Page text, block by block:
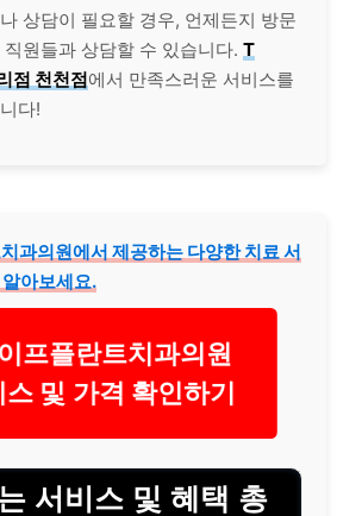
상담이 필요할 경우, 언제든지 방문
원들과 상담할 수 있습니다. T
점 천천점에서 만족스러운 서비스를
다!
과의원에서 제공하는 다양한 치료 서
아보세요.
이프플란트치과의원
스 및 가격 확인하기
서비스 및 혜택 총